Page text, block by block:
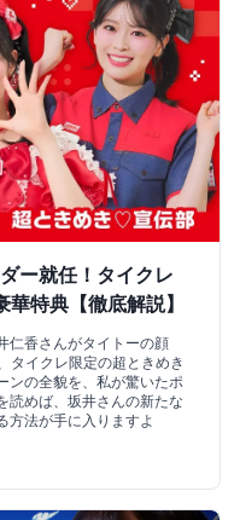
ー就任！タイクレ
特典【徹底解説】
仁香さんがタイトーの顔
タイクレ限定の超ときめき
ンの全貌を、私が驚いたポ
読めば、坂井さんの新たな
方法が手に入りますよ